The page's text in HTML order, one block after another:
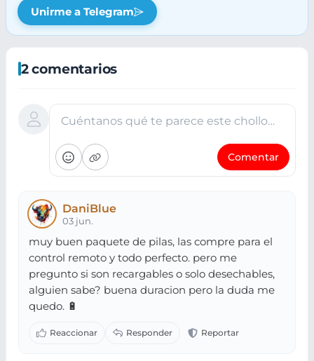
Unirme a Telegram
2 comentarios
Cuéntanos qué te parece este chollo…
Comentar
DaniBlue
03 jun.
muy buen paquete de pilas, las compre para el
control remoto y todo perfecto. pero me
pregunto si son recargables o solo desechables,
alguien sabe? buena duracion pero la duda me
quedo. 🔋